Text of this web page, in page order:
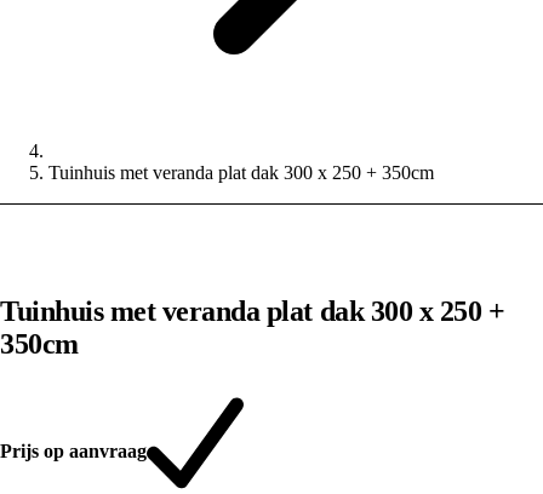
Tuinhuis met veranda plat dak 300 x 250 + 350cm
Tuinhuis met veranda plat dak 300 x 250 +
350cm
Prijs op aanvraag